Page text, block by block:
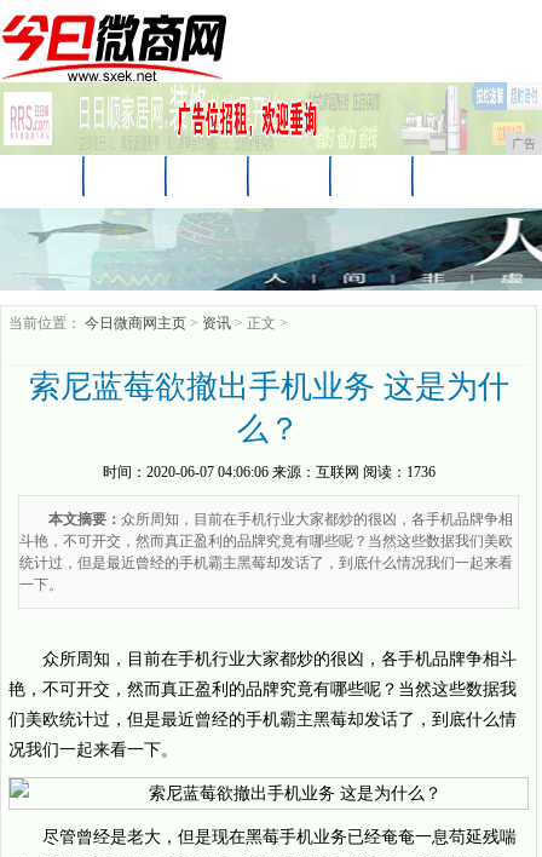
广告
家居 企业
当前位置： 今日微商网主页 > 资讯 > 正文 >
索尼蓝莓欲撤出手机业务 这是为什
么？
时间： 2020-06-07 04:06:06来源： 互联网 阅读：1736
本文摘要： 众所周知，目前在手机行业大家都炒的很凶，各手机品牌争相
斗艳，不可开交，然而真正盈利的品牌究竟有哪些呢？当然这些数据我们美欧
统计过，但是最近曾经的手机霸主黑莓却发话了，到底什么情况我们一起来看
一下。
众所周知，目前在手机行业大家都炒的很凶，各手机品牌争相斗
艳，不可开交，然而真正盈利的品牌究竟有哪些呢？当然这些数据我
们美欧统计过，但是最近曾经的手机霸主黑莓却发话了，到底什么情
况我们一起来看一下。
尽管曾经是老大，但是现在黑莓手机业务已经奄奄一息苟延残喘